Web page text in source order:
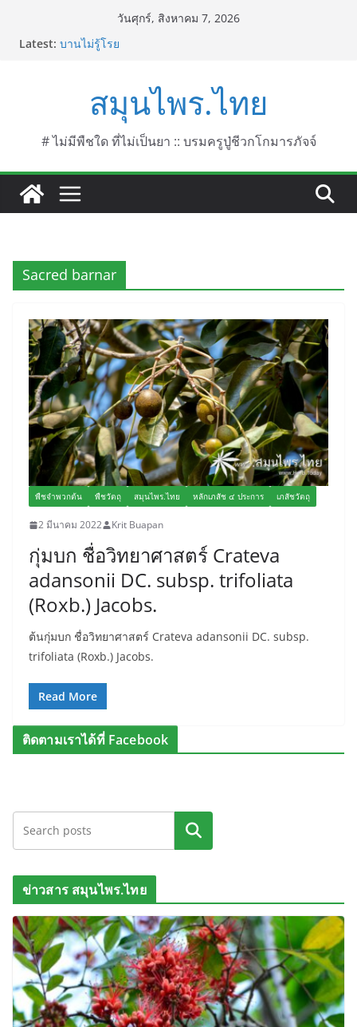
วันศุกร์, สิงหาคม 7, 2026
Latest: บานไม่รู้โรย
septentrionalis Donn. Smith.
บานไม่รู้โรยไฟเออร์เวิร์ค ชื่อวิทยาศาสตร์ Gomphrena
pulchella L. (Firework)
บานไม่รู้โรยป่า ชื่อวิทยาศาสตร์ Gomphrena
สมุนไพร.ไทย
# ไม่มีพืชใด ที่ไม่เป็นยา :: บรมครูปู่ชีวกโกมารภัจจ์
Sacred barnar
พืชจำพวกต้น พืชวัตถุ สมุนไพร.ไทย หลักเภสัช ๔ ประการ เภสัชวัตถุ
2 มีนาคม 2022 Krit Buapan
กุ่มบก ชื่อวิทยาศาสตร์ Crateva
adansonii DC. subsp. trifoliata
(Roxb.) Jacobs.
ต้นกุ่มบก ชื่อวิทยาศาสตร์ Crateva adansonii DC. subsp.
trifoliata (Roxb.) Jacobs.
Read More
ติดตามเราได้ที่ Facebook
ค้นหา
ข่าวสาร สมุนไพร.ไทย